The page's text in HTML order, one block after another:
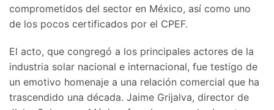
comprometidos del sector en México, así como uno
de los pocos certificados por el CPEF.
El acto, que congregó a los principales actores de la
industria solar nacional e internacional, fue testigo de
un emotivo homenaje a una relación comercial que ha
trascendido una década. Jaime Grijalva, director de